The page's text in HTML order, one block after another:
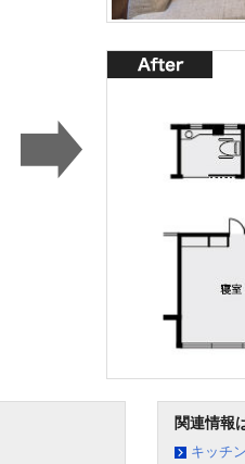
関連情報
キッチ